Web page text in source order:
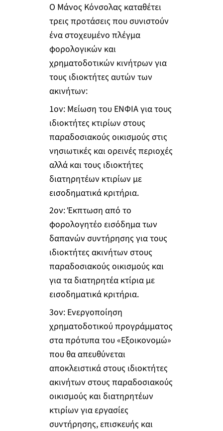
Ο Μάνος Κόνσολας καταθέτει
τρεις προτάσεις που συνιστούν
ένα στοχευμένο πλέγμα
φορολογικών και
χρηματοδοτικών κινήτρων για
τους ιδιοκτήτες αυτών των
ακινήτων:
1ον: Μείωση του ΕΝΦΙΑ για τους
ιδιοκτήτες κτιρίων στους
παραδοσιακούς οικισμούς στις
νησιωτικές και ορεινές περιοχές
αλλά και τους ιδιοκτήτες
διατηρητέων κτιρίων με
εισοδηματικά κριτήρια.
2ον: Έκπτωση από το
φορολογητέο εισόδημα των
δαπανών συντήρησης για τους
ιδιοκτήτες ακινήτων στους
παραδοσιακούς οικισμούς και
για τα διατηρητέα κτίρια με
εισοδηματικά κριτήρια.
3ον: Ενεργοποίηση
χρηματοδοτικού προγράμματος
στα πρότυπα του «Εξοικονομώ»
που θα απευθύνεται
αποκλειστικά στους ιδιοκτήτες
ακινήτων στους παραδοσιακούς
οικισμούς και διατηρητέων
κτιρίων για εργασίες
συντήρησης, επισκευής και